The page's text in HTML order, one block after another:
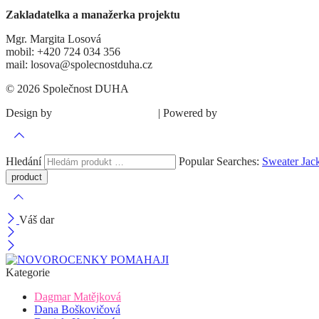
Zakladatelka a manažerka projektu
Mgr. Margita Losová
mobil: +420 724 034 356
mail: losova@spolecnostduha.cz
© 2026 Společnost DUHA
Design by
| Powered by
Hledání Popular Searches: Sweater
Váš dar
Kategorie
Dagmar Matějková
Dana Boškovičová